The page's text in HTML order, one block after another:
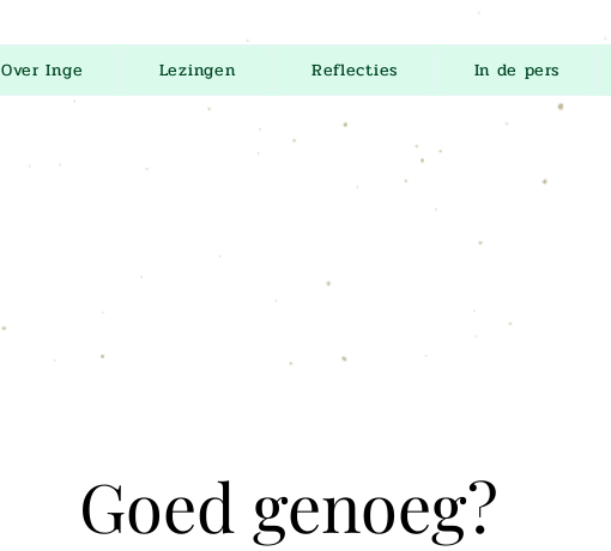
Over Inge Lezingen Reflecties In de pers
Goed genoeg?